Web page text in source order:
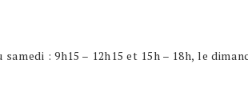
: 9h15 – 12h15 et 15h – 18h, le